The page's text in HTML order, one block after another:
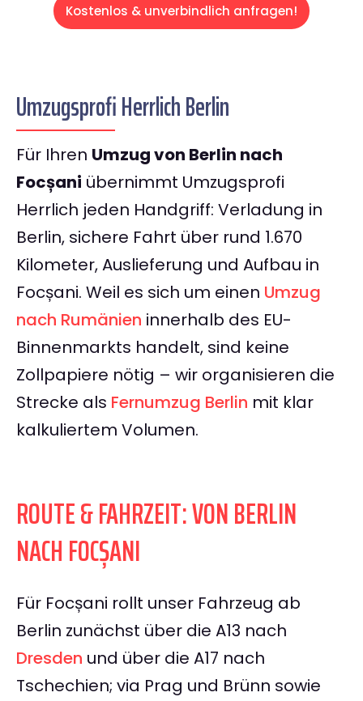
Kostenlos & unverbindlich anfragen!
Umzugsprofi Herrlich Berlin
Für Ihren Umzug von Berlin nach
Focșani übernimmt Umzugsprofi
Herrlich jeden Handgriff: Verladung in
Berlin, sichere Fahrt über rund 1.670
Kilometer, Auslieferung und Aufbau in
Focșani. Weil es sich um einen Umzug
nach Rumänien innerhalb des EU-
Binnenmarkts handelt, sind keine
Zollpapiere nötig – wir organisieren die
Strecke als Fernumzug Berlin mit klar
kalkuliertem Volumen.
ROUTE & FAHRZEIT: VON BERLIN
NACH FOCȘANI
Für Focșani rollt unser Fahrzeug ab
Berlin zunächst über die A13 nach
Dresden und über die A17 nach
Tschechien; via Prag und Brünn sowie